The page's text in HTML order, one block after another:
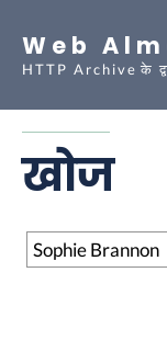
Web
HTTP Archive के
खोज
खोज